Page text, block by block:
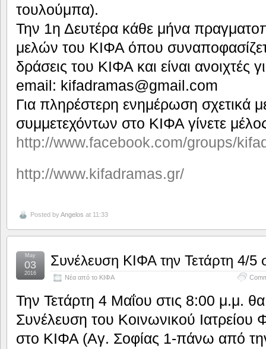
τουλούμπα).
Την 1η Δευτέρα κάθε μήνα
μελών του ΚΙΦΑ όπου
δράσεις του ΚΙΦΑ και είναι ανοιχτές
email: kifadramas@gmail.com
Για πληρέστερη ενημέρωση σχετικά
συμμετεχόντων στο ΚΙΦΑ γίνετε
http://www.facebook.com/groups/
http://www.kifadramas.gr/
Posted byAngelos at 11:33
Συνέλευση ΚΙΦΑ την Τετάρτη 4/5
Νέα από το ΚΙΦΑ
May
03
2016
Την Τετάρτη 4 Μαΐου στις 8:00 μ.μ.
Συνέλευση του Κοινωνικού Ιατρείου
στο ΚΙΦΑ (Αγ. Σοφίας 1-πάνω από